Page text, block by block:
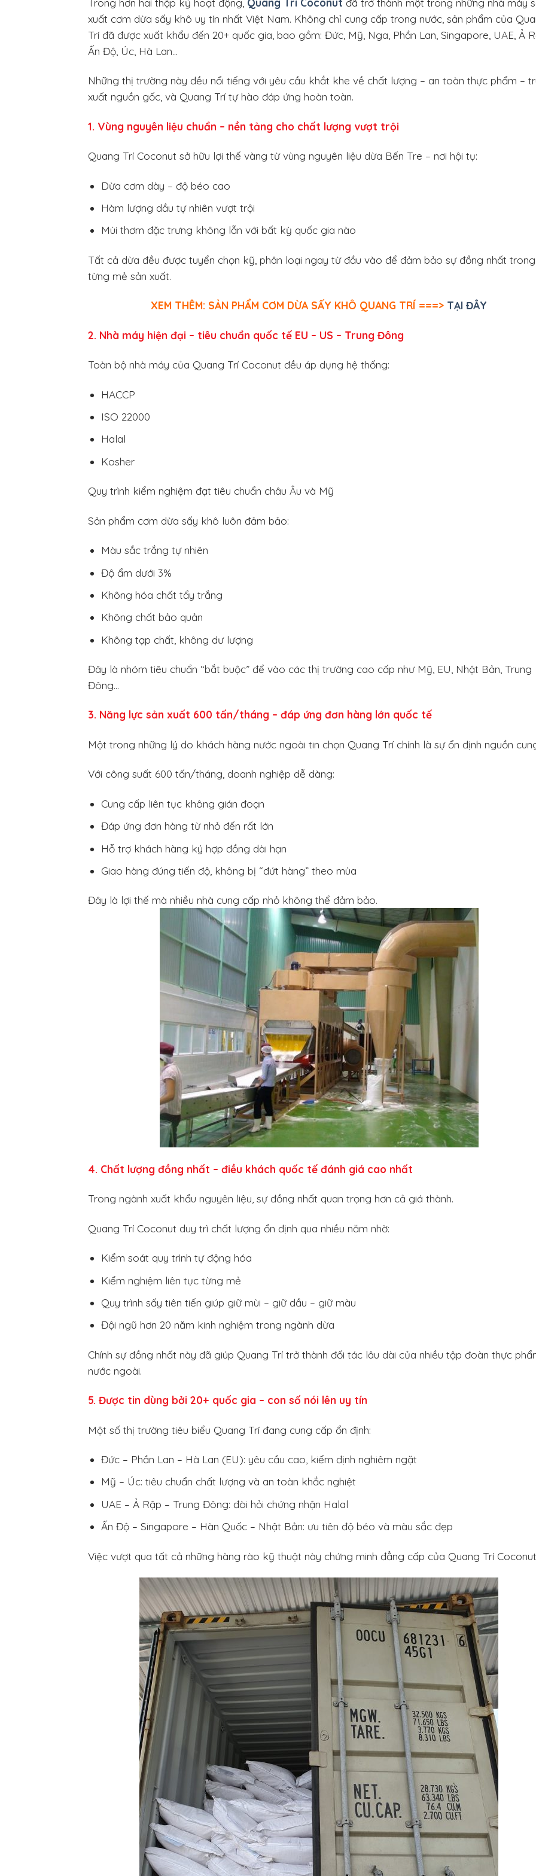
Trong hơn hai thập kỷ hoạt động, Quang Trí Coconut đã trở thành một trong những nhà máy
xuất cơm dừa sấy khô uy tín nhất Việt Nam. Không chỉ cung cấp trong nước, sản phẩm của
Trí đã được xuất khẩu đến 20+ quốc gia, bao gồm: Đức, Mỹ, Nga, Phần Lan, Singapore, UAE, Ả
Ấn Độ, Úc, Hà Lan…
Những thị trường này đều nổi tiếng với yêu cầu khắt khe về chất lượng – an toàn thực phẩm –
xuất nguồn gốc, và Quang Trí tự hào đáp ứng hoàn toàn.
1. Vùng nguyên liệu chuẩn – nền tảng cho chất lượng vượt trội
Quang Trí Coconut sở hữu lợi thế vàng từ vùng nguyên liệu dừa Bến Tre – nơi hội tụ:
Dừa cơm dày – độ béo cao
Hàm lượng dầu tự nhiên vượt trội
Mùi thơm đặc trưng không lẫn với bất kỳ quốc gia nào
Tất cả dừa đều được tuyển chọn kỹ, phân loại ngay từ đầu vào để đảm bảo sự đồng nhất trong
từng mẻ sản xuất.
XEM THÊM: SẢN PHẨM CƠM DỪA SẤY KHÔ QUANG TRÍ ===> TẠI ĐÂY
2. Nhà máy hiện đại – tiêu chuẩn quốc tế EU – US – Trung Đông
Toàn bộ nhà máy của Quang Trí Coconut đều áp dụng hệ thống:
HACCP
ISO 22000
Halal
Kosher
Quy trình kiểm nghiệm đạt tiêu chuẩn châu Âu và Mỹ
Sản phẩm cơm dừa sấy khô luôn đảm bảo:
Màu sắc trắng tự nhiên
Độ ẩm dưới 3%
Không hóa chất tẩy trắng
Không chất bảo quản
Không tạp chất, không dư lượng
Đây là nhóm tiêu chuẩn “bắt buộc” để vào các thị trường cao cấp như Mỹ, EU, Nhật Bản, Trung
Đông…
3. Năng lực sản xuất 600 tấn/tháng – đáp ứng đơn hàng lớn quốc tế
Một trong những lý do khách hàng nước ngoài tin chọn Quang Trí chính là sự ổn định nguồn
Với công suất 600 tấn/tháng, doanh nghiệp dễ dàng:
Cung cấp liên tục không gián đoạn
Đáp ứng đơn hàng từ nhỏ đến rất lớn
Hỗ trợ khách hàng ký hợp đồng dài hạn
Giao hàng đúng tiến độ, không bị “đứt hàng” theo mùa
Đây là lợi thế mà nhiều nhà cung cấp nhỏ không thể đảm bảo.
4. Chất lượng đồng nhất – điều khách quốc tế đánh giá cao nhất
Trong ngành xuất khẩu nguyên liệu, sự đồng nhất quan trọng hơn cả giá thành.
Quang Trí Coconut duy trì chất lượng ổn định qua nhiều năm nhờ:
Kiểm soát quy trình tự động hóa
Kiểm nghiệm liên tục từng mẻ
Quy trình sấy tiên tiến giúp giữ mùi – giữ dầu – giữ màu
Đội ngũ hơn 20 năm kinh nghiệm trong ngành dừa
Chính sự đồng nhất này đã giúp Quang Trí trở thành đối tác lâu dài của nhiều tập đoàn thực
nước ngoài.
5. Được tin dùng bởi 20+ quốc gia – con số nói lên uy tín
Một số thị trường tiêu biểu Quang Trí đang cung cấp ổn định:
Đức – Phần Lan – Hà Lan (EU): yêu cầu cao, kiểm định nghiêm ngặt
Mỹ – Úc: tiêu chuẩn chất lượng và an toàn khắc nghiệt
UAE – Ả Rập – Trung Đông: đòi hỏi chứng nhận Halal
Ấn Độ – Singapore – Hàn Quốc – Nhật Bản: ưu tiên độ béo và màu sắc đẹp
Việc vượt qua tất cả những hàng rào kỹ thuật này chứng minh đẳng cấp của Quang Trí